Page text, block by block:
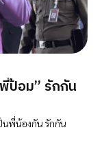
ป้อม” รักกัน
นพี่น้องกัน รักกัน